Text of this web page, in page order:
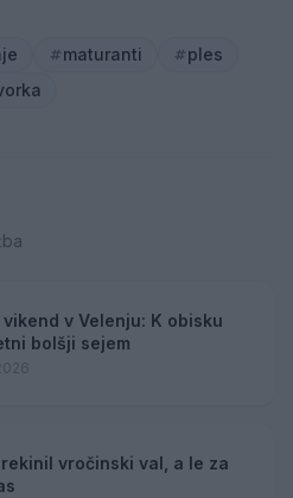
maturanti
ples
vikend v Velenju: K obisku
bolšji sejem
vročinski val, a le za